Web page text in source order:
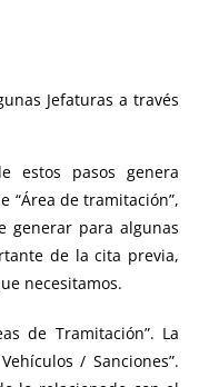
Jefaturas a través
estos pasos genera
“Área de tramitación”,
generar para algunas
de la cita previa,
necesitamos.
de Tramitación”. La
/ Sanciones”.